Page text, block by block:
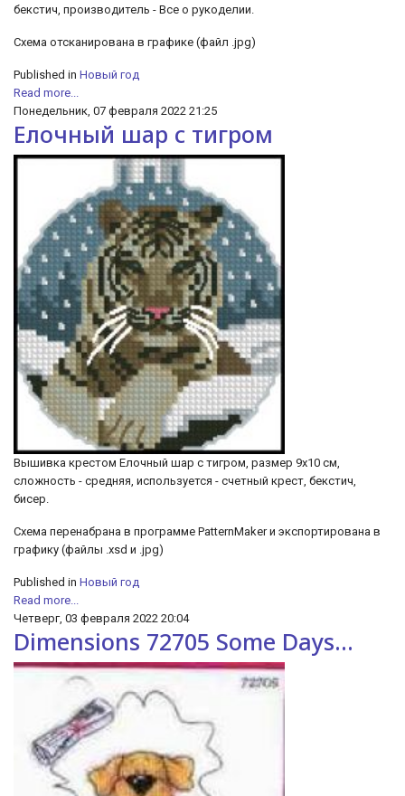
бекстич, производитель - Все о рукоделии.
Схема отсканирована в графике (файл .jpg)
Published in Новый год
Read more...
Понедельник, 07 февраля 2022 21:25
Елочный шар с тигром
Вышивка крестом Елочный шар с тигром, размер 9х10 см,
сложность - средняя, используется - счетный крест, бекстич,
бисер.
Cхема перенабрана в программе PatternMaker и экспортирована в
графику (файлы .xsd и .jpg)
Published in Новый год
Read more...
Четверг, 03 февраля 2022 20:04
Dimensions 72705 Some Days...